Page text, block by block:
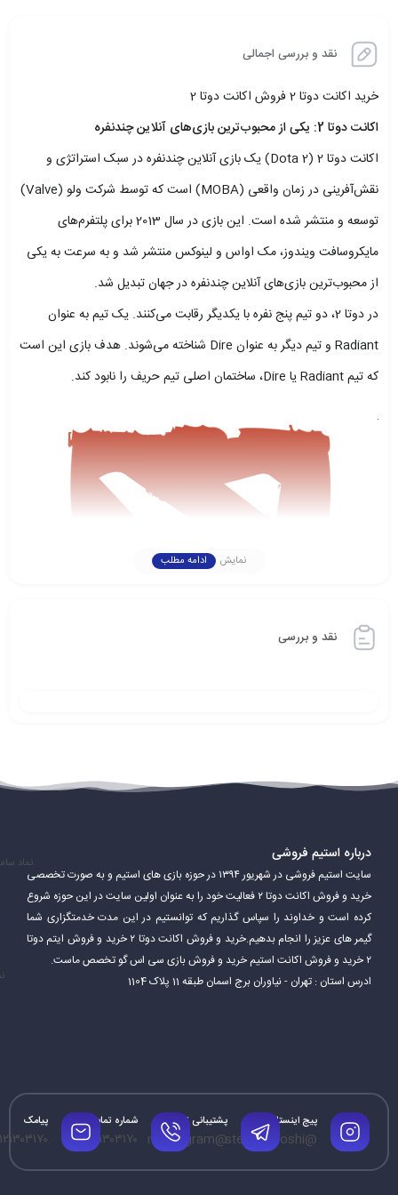
نقد و بررسی اجمالی
خرید اکانت دوتا 2 فروش اکانت دوتا 2
اکانت دوتا 2: یکی از محبوب‌ترین بازی‌های آنلاین چندنفره
اکانت دوتا 2 (Dota 2) یک بازی آنلاین چندنفره در سبک استراتژی و
نقش‌آفرینی در زمان واقعی (MOBA) است که توسط شرکت ولو (Valve)
توسعه و منتشر شده است. این بازی در سال 2013 برای پلتفرم‌های
مایکروسافت ویندوز، مک اواس و لینوکس منتشر شد و به سرعت به یکی
از محبوب‌ترین بازی‌های آنلاین چندنفره در جهان تبدیل شد.
در دوتا 2، دو تیم پنج نفره با یکدیگر رقابت می‌کنند. یک تیم به عنوان
Radiant و تیم دیگر به عنوان Dire شناخته می‌شوند. هدف بازی این است
که تیم Radiant یا Dire، ساختمان اصلی تیم حریف را نابود کند.
قهرمان دارای توانایی‌ها، قدرت‌ها و ضعف‌های منحصر به فرد خود است.
کنند.
دوتا 2 یک بازی بسیار پیچیده و عمیق است. بازیکنان باید مهارت‌های
مختلفی مانند هدف‌گیری، کار تیمی، استراتژی و مدیریت منابع را برای
موفقیت در بازی تقویت کنند.
نمایش ادامه مطلب
نقد و بررسی
درباره استیم فروشی
سایت استیم فروشی در شهریور ۱۳۹۴ در حوزه بازی های استیم و به صورت تخصصی
خرید و فروش اکانت دوتا ۲ فعالیت خود را به عنوان اولین سایت در این حوزه شروع
کرده است و خداوند را سپاس گذاریم که توانستیم در این مدت خدمتگزاری شما
گیمر های عزیز را انجام بدهیم.خرید و فروش اکانت دوتا ۲ خرید و فروش ایتم دوتا
۲ خرید و فروش اکانت استیم خرید و فروش بازی سی اس گو تخصص ماست.
ادرس استان : تهران - نیاوران برج اسمان طبقه 11 پلاک 1104
نماد
پیج اینستاگرام
@steamforoshi
پشتیبانی تلگرام
@mrtelegram
شماره تماس
۰۹۱۲۱۳۰۳۱۷۰
پیامک